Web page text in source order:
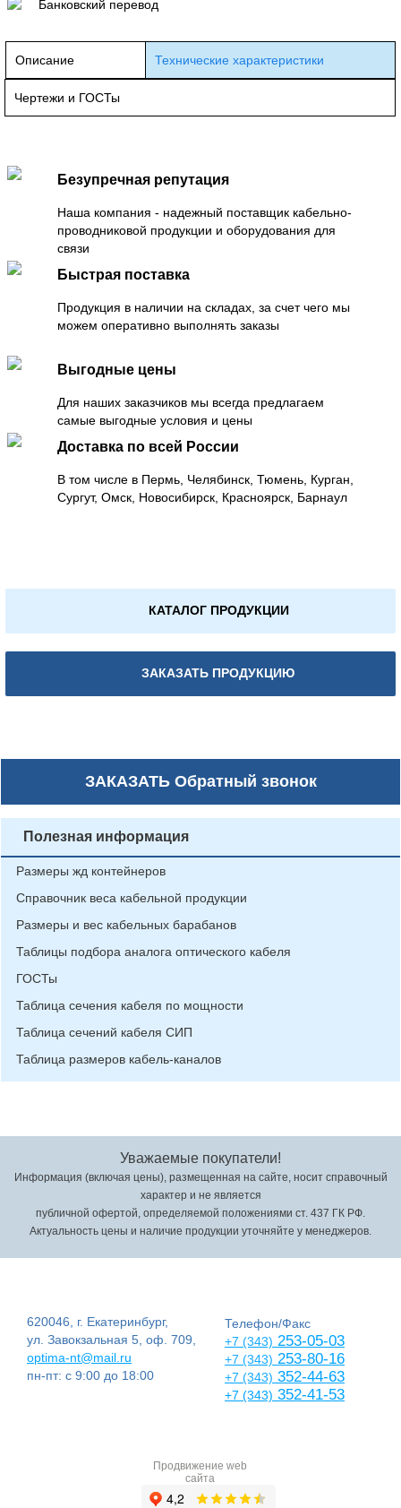
Банковский перевод
Описание Технические характеристики
Чертежи и ГОСТы
Безупречная репутация
Наша компания - надежный поставщик кабельно-
проводниковой продукции и оборудования для
связи
Быстрая поставка
Продукция в наличии на складах, за счет чего мы
можем оперативно выполнять заказы
Выгодные цены
Для наших заказчиков мы всегда предлагаем
самые выгодные условия и цены
Доставка по всей России
В том числе в Пермь, Челябинск, Тюмень, Курган,
Сургут, Омск, Новосибирск, Красноярск, Барнаул
КАТАЛОГ ПРОДУКЦИИ
ЗАКАЗАТЬ ПРОДУКЦИЮ
ЗАКАЗАТЬОбратный звонок
Полезная информация
Размеры жд контейнеров
Справочник веса кабельной продукции
Размеры и вес кабельных барабанов
Таблицы подбора аналога оптического кабеля
ГОСТы
Таблица сечения кабеля по мощности
Таблица сечений кабеля СИП
Таблица размеров кабель-каналов
Уважаемые покупатели!
Информация (включая цены), размещенная на сайте, носит справочный
характер и не является
публичной офертой, определяемой положениями ст. 437 ГК РФ.
Актуальность цены и наличие продукции уточняйте у менеджеров.
620046, г. Екатеринбург,
ул. Завокзальная 5, оф. 709,
optima-nt@mail.ru
пн-пт: с 9:00 до 18:00
Телефон/Факс
+7 (343) 253-05-03
+7 (343) 253-80-16
+7 (343) 352-44-63
+7 (343) 352-41-53
Продвижение web
сайта